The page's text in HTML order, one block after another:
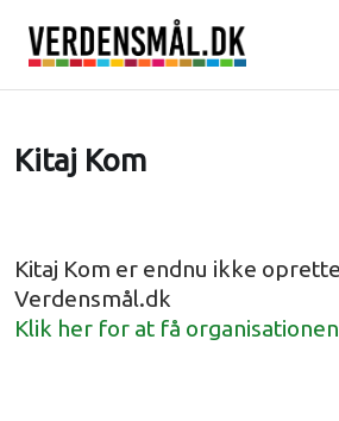
Kitaj Kom
Kitaj Kom er endnu ikke
Verdensmål.dk
Klik her for at få